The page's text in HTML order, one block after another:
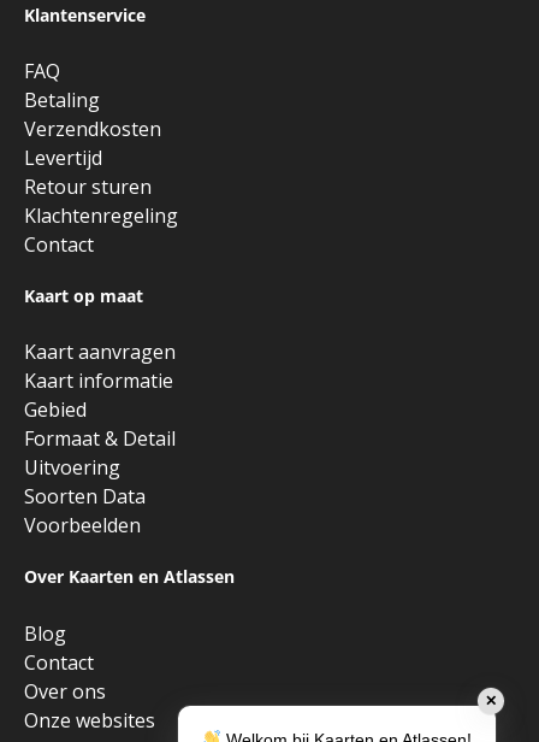
Klantenservice
FAQ
Betaling
Verzendkosten
Levertijd
Retour sturen
Klachtenregeling
Contact
Kaart op maat
Kaart aanvragen
Kaart informatie
Gebied
Formaat & Detail
Uitvoering
Soorten Data
Voorbeelden
Over Kaarten en Atlassen
Blog
Contact
Over ons
Onze websites
✕